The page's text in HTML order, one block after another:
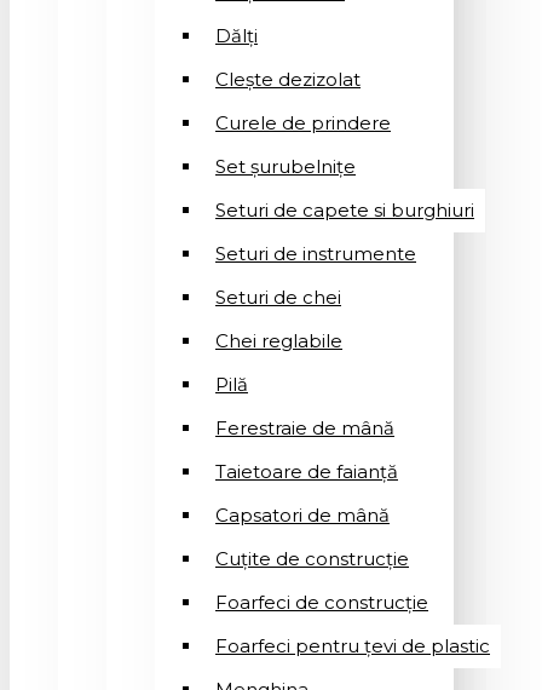
Dălți
Clește dezizolat
Curele de prindere
Set șurubelnițe
Seturi de capete si burghiuri
Seturi de instrumente
Seturi de chei
Chei reglabile
Pilă
Ferestraie de mână
Taietoare de faianță
Capsatori de mână
Cuțite de construcție
Foarfeci de construcție
Foarfeci pentru țevi de plastic